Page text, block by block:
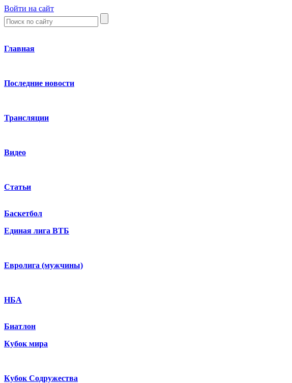
Войти на сайт
Главная
Последние новости
Трансляции
Видео
Статьи
Баскетбол
Единая лига ВТБ
Евролига (мужчины)
НБА
Биатлон
Кубок мира
Кубок Содружества